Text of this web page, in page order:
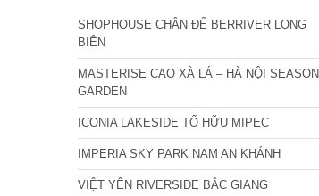
SHOPHOUSE CHÂN ĐẾ BERRIVER LONG
BIÊN
MASTERISE CAO XÀ LÁ – HÀ NỘI SEASON
GARDEN
ICONIA LAKESIDE TỐ HỮU MIPEC
IMPERIA SKY PARK NAM AN KHÁNH
VIỆT YÊN RIVERSIDE BẮC GIANG